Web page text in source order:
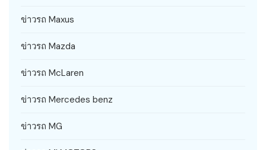
ข่าวรถ Maxus
ข่าวรถ Mazda
ข่าวรถ McLaren
ข่าวรถ Mercedes benz
ข่าวรถ MG